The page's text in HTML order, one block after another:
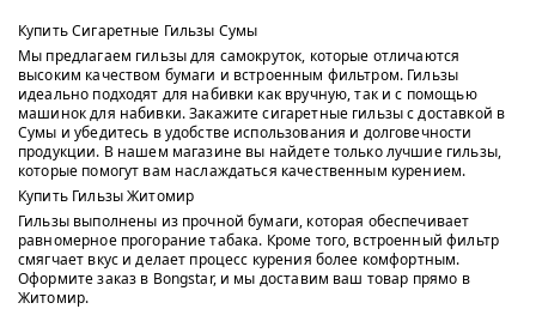
Купить Сигаретные Гильзы Сумы
Мы предлагаем гильзы для самокруток, которые отличаются
высоким качеством бумаги и встроенным фильтром. Гильзы
идеально подходят для набивки как вручную, так и с помощью
машинок для набивки. Закажите сигаретные гильзы с доставкой в
Сумы и убедитесь в удобстве использования и долговечности
продукции. В нашем магазине вы найдете только лучшие гильзы,
которые помогут вам наслаждаться качественным курением.
Купить Гильзы Житомир
Гильзы выполнены из прочной бумаги, которая обеспечивает
равномерное прогорание табака. Кроме того, встроенный фильтр
смягчает вкус и делает процесс курения более комфортным.
Оформите заказ в Bongstar, и мы доставим ваш товар прямо в
Житомир.